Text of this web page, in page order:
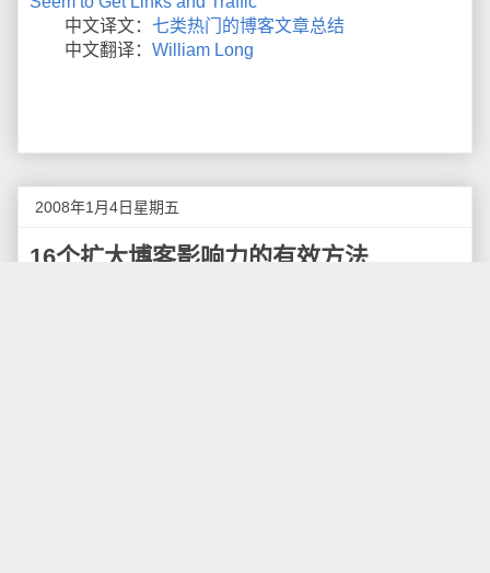
中文译文： 七类热门的博客文章总结
中文翻译： William Long
2008年1月4日星期五
16个扩大博客影响力的有效方法